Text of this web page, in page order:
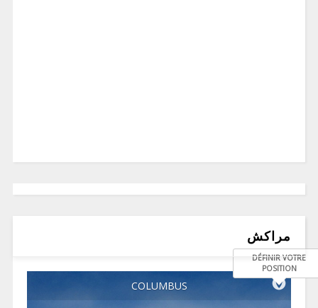
مراكش
COLUMBUS
DÉFINIR VOTRE
POSITION